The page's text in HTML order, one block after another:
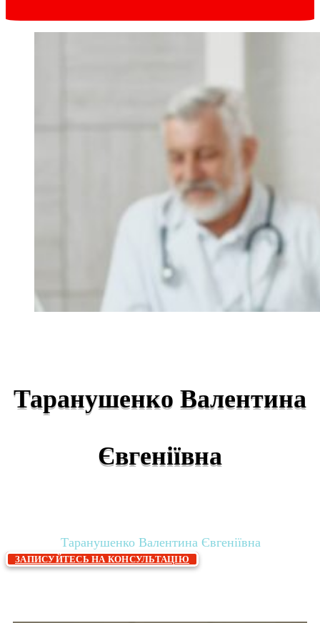
Запис онлайн
Таранушенко Валентина
Євгеніївна
Таранушенко Валентина Євгеніївна
ЗАПИСУЙТЕСЬ НА КОНСУЛЬТАЦІЮ